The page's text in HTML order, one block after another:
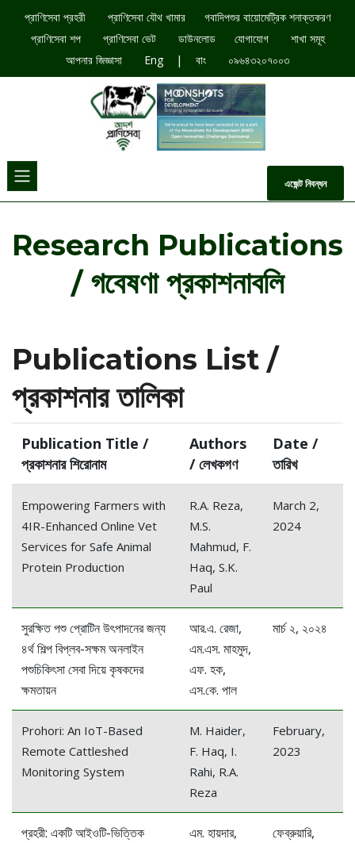
প্রাণিসেবা প্রহরী প্রাণিসেবা যৌথ খামার​
গবাদিপশুর বায়োমেট্রিক শনাক্তকরণ
প্রাণিসেবা শপ
প্রাণিসেবা ভেট ডাউনলোড​ যোগাযোগ
শাখা সমূহ
আপনার জিজ্ঞাসা
Eng | বাং ০৯৬৪৩২০৭০০৩
এজেন্ট নিবন্ধন
Research Publications
/ গবেষণা প্রকাশনাবলি
Publications List /
প্রকাশনার তালিকা
Publication Title /
প্রকাশনার শিরোনাম
Authors
/ লেখকগণ
Date /
তারিখ
Empowering Farmers with
4IR-Enhanced Online Vet
Services for Safe Animal
Protein Production
R.A. Reza,
M.S.
Mahmud, F.
Haq, S.K.
Paul
March 2,
2024
সুরক্ষিত পশু প্রোটিন উৎপাদনের জন্য
৪র্থ শিল্প বিপ্লব-সক্ষম অনলাইন
পশুচিকিৎসা সেবা দিয়ে কৃষকদের
ক্ষমতায়ন
আর.এ. রেজা,
এম.এস. মাহমুদ,
এফ. হক,
এস.কে. পাল
মার্চ ২, ২০২৪
Prohori: An IoT-Based
Remote Cattleshed
Monitoring System
M. Haider,
F. Haq, I.
Rahi, R.A.
Reza
February,
2023
প্রহরী: একটি আইওটি-ভিত্তিক
এম. হায়দার,
ফেব্রুয়ারি,